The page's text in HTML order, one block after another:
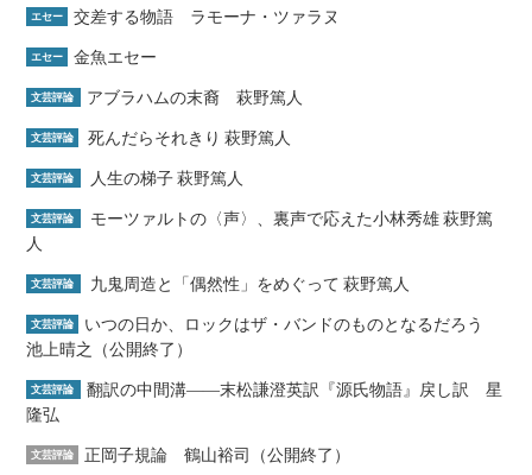
エセー 交差する物語 ラモーナ・ツァラヌ
エセー 金魚エセー
文芸評論 アブラハムの末裔 萩野篤人
文芸評論 死んだらそれきり 萩野篤人
文芸評論 人生の梯子 萩野篤人
文芸評論
モーツァルトの〈声〉、裏声で応えた小林秀雄 萩野篤
人
文芸評論 九鬼周造と「偶然性」をめぐって 萩野篤人
文芸評論
いつの日か、ロックはザ・バンドのものとなるだろう
池上晴之（公開終了）
文芸評論
翻訳の中間溝――末松謙澄英訳『源氏物語』戻し訳 星
隆弘
文芸評論 正岡子規論 鶴山裕司（公開終了）